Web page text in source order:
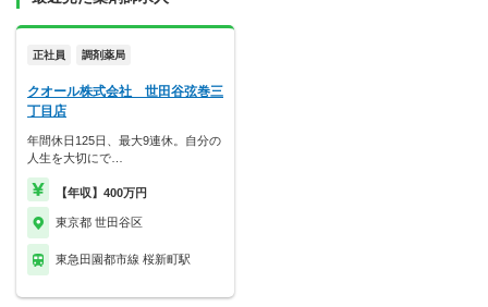
正社員 調剤薬局
クオール株式会社 世田谷弦巻三
丁目店
年間休日125日、最大9連休。自分の
人生を大切にで…
【年収】400万円
東京都 世田谷区
東急田園都市線 桜新町駅